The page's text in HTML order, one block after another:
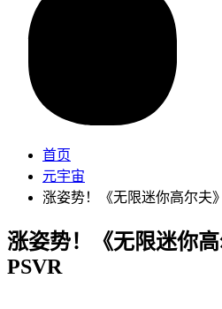
首页
元宇宙
涨姿势！《无限迷你高尔夫
涨姿势！《无限迷你
PSVR